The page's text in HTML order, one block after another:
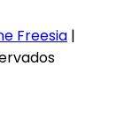
Freesia |